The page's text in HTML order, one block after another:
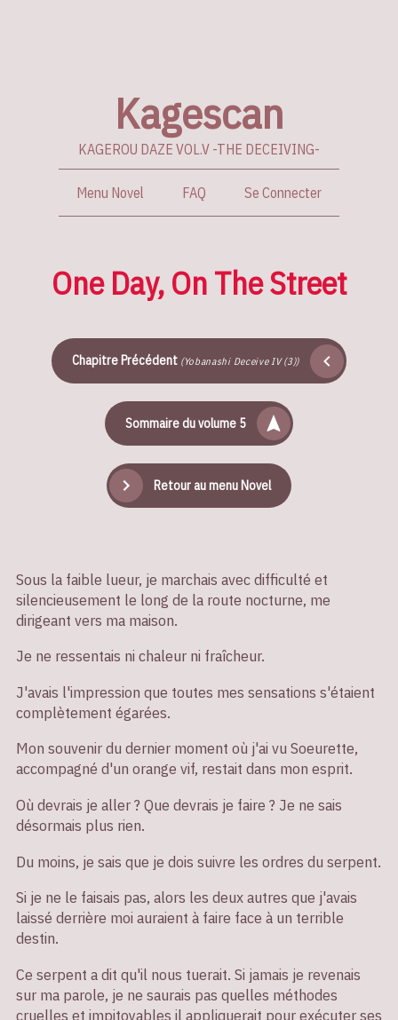
Kagescan
KAGEROU DAZE VOL.V -THE DECEIVING-
Menu Novel FAQ Se Connecter
One Day, On The Street
Chapitre Précédent (Yobanashi Deceive IV (3))
Sommaire du volume 5
Retour au menu Novel
Sous la faible lueur, je marchais avec difficulté et
silencieusement le long de la route nocturne, me
dirigeant vers ma maison.
Je ne ressentais ni chaleur ni fraîcheur.
J'avais l'impression que toutes mes sensations s'étaient
complètement égarées.
Mon souvenir du dernier moment où j'ai vu Soeurette,
accompagné d'un orange vif, restait dans mon esprit.
Où devrais je aller ? Que devrais je faire ? Je ne sais
désormais plus rien.
Du moins, je sais que je dois suivre les ordres du serpent.
Si je ne le faisais pas, alors les deux autres que j'avais
laissé derrière moi auraient à faire face à un terrible
destin.
Ce serpent a dit qu'il nous tuerait. Si jamais je revenais
sur ma parole, je ne saurais pas quelles méthodes
cruelles et impitoyables il appliquerait pour exécuter ses